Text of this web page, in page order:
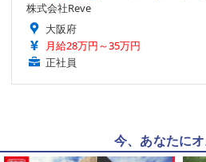
株式会社Reve
大阪府
月給28万円～35万円
正社員
今、あなたに